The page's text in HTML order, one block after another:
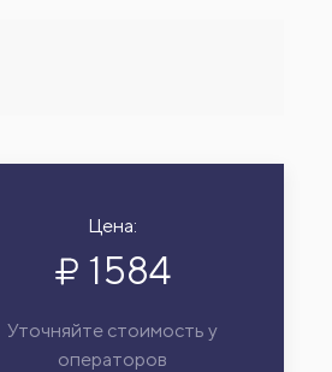
Цена:
1584
Уточняйте стоимость у
операторов